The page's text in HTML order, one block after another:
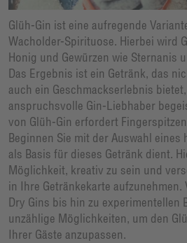
Glüh-Gin ist eine aufregende
Wacholder-Spirituose. Hierbei wird
Honig und Gewürzen wie Sternanis
Das Ergebnis ist ein Getränk, das
auch ein Geschmackserlebnis
anspruchsvolle Gin-Liebhaber
von Glüh-Gin erfordert
Beginnen Sie mit der Auswahl eines
als Basis für dieses Getränk dient.
Möglichkeit, kreativ zu sein und
in Ihre Getränkekarte
Dry Gins bis hin zu experimentellen
unzählige Möglichkeiten, um den
Ihrer Gäste anzupassen.